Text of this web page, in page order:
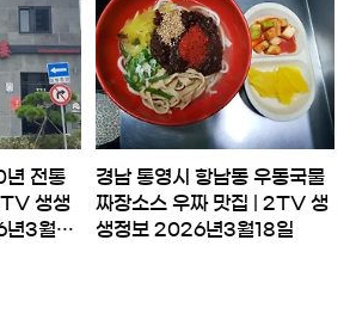
년 전통
생생
3월18
경남 통영시 항남동 우동국물
짜장소스 우짜 맛집 | 2TV 생
생정보 2026년3월18일